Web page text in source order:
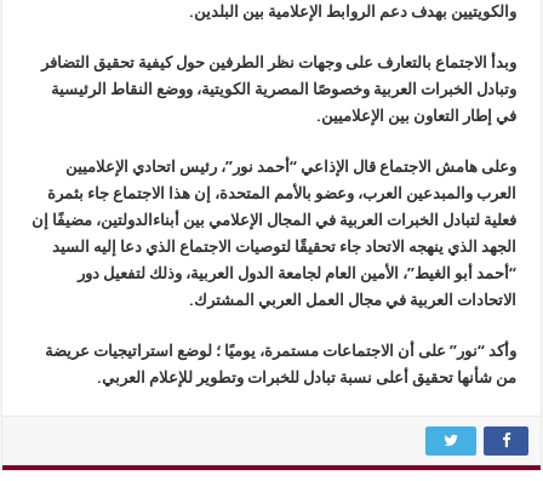
والكويتيين بهدف دعم الروابط الإعلامية بين البلدين.
وبدأ الاجتماع بالتعارف على وجهات نظر الطرفين حول كيفية تحقيق التضافر
وتبادل الخبرات العربية وخصوصًا المصرية الكويتية، ووضع النقاط الرئيسية
في إطار التعاون بين الإعلاميين.
وعلى هامش الاجتماع قال الإذاعي “أحمد نور”، رئيس اتحادي الإعلاميين
العرب والمبدعين العرب، وعضو بالأمم المتحدة، إن هذا الاجتماع جاء بثمرة
فعلية لتبادل الخبرات العربية في المجال الإعلامي بين أبناءالدولتين، مضيفًا إن
الجهد الذي ينهجه الاتحاد جاء تحقيقًا لتوصيات الاجتماع الذي دعا إليه السيد
“أحمد أبو الغيط”، الأمين العام لجامعة الدول العربية، وذلك لتفعيل دور
الاتحادات العربية في مجال العمل العربي المشترك.
وأكد “نور” على أن الاجتماعات مستمرة، يوميًا ؛ لوضع استراتيجيات عريضة
من شأنها تحقيق أعلى نسبة تبادل للخبرات وتطوير للإعلام العربي.